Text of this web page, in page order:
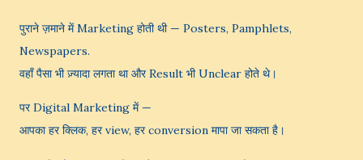
पुराने ज़माने में Marketing होती थी — Posters, Pamphlets,
Newspapers.
वहाँ पैसा भी ज़्यादा लगता था और Result भी Unclear होते थे।
पर Digital Marketing में —
आपका हर क्लिक, हर view, हर conversion मापा जा सकता है।